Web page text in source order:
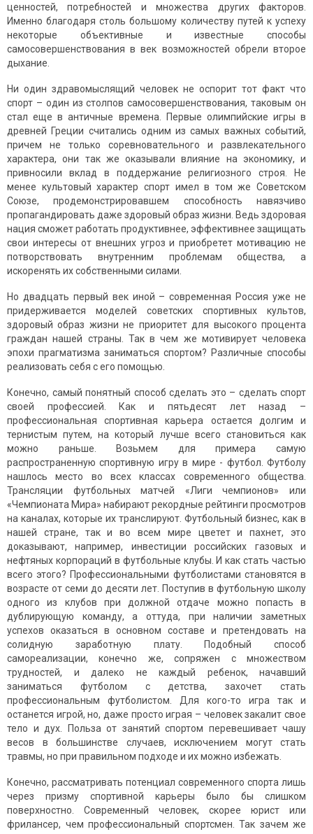
ценностей, потребностей и множества других факторов.
Именно благодаря столь большому количеству путей к успеху
некоторые объективные и известные способы
самосовершенствования в век возможностей обрели второе
дыхание.
Ни один здравомыслящий человек не оспорит тот факт что
спорт – один из столпов самосовершенствования, таковым он
стал еще в античные времена. Первые олимпийские игры в
древней Греции считались одним из самых важных событий,
причем не только соревновательного и развлекательного
характера, они так же оказывали влияние на экономику, и
привносили вклад в поддержание религиозного строя. Не
менее культовый характер спорт имел в том же Советском
Союзе, продемонстрировавшем способность навязчиво
пропагандировать даже здоровый образ жизни. Ведь здоровая
нация сможет работать продуктивнее, эффективнее защищать
свои интересы от внешних угроз и приобретет мотивацию не
потворствовать внутренним проблемам общества, а
искоренять их собственными силами.
Но двадцать первый век иной – современная Россия уже не
придерживается моделей советских спортивных культов,
здоровый образ жизни не приоритет для высокого процента
граждан нашей страны. Так в чем же мотивирует человека
эпохи прагматизма заниматься спортом? Различные способы
реализовать себя с его помощью.
Конечно, самый понятный способ сделать это – сделать спорт
своей профессией. Как и пятьдесят лет назад –
профессиональная спортивная карьера остается долгим и
тернистым путем, на который лучше всего становиться как
можно раньше. Возьмем для примера самую
распространенную спортивную игру в мире - футбол. Футболу
нашлось место во всех классах современного общества.
Трансляции футбольных матчей «Лиги чемпионов» или
«Чемпионата Мира» набирают рекордные рейтинги просмотров
на каналах, которые их транслируют. Футбольный бизнес, как в
нашей стране, так и во всем мире цветет и пахнет, это
доказывают, например, инвестиции российских газовых и
нефтяных корпораций в футбольные клубы. И как стать частью
всего этого? Профессиональными футболистами становятся в
возрасте от семи до десяти лет. Поступив в футбольную школу
одного из клубов при должной отдаче можно попасть в
дублирующую команду, а оттуда, при наличии заметных
успехов оказаться в основном составе и претендовать на
солидную заработную плату. Подобный способ
самореализации, конечно же, сопряжен с множеством
трудностей, и далеко не каждый ребенок, начавший
заниматься футболом с детства, захочет стать
профессиональным футболистом. Для кого-то игра так и
останется игрой, но, даже просто играя – человек закалит свое
тело и дух. Польза от занятий спортом перевешивает чашу
весов в большинстве случаев, исключением могут стать
травмы, но при правильном подходе и их можно избежать.
Конечно, рассматривать потенциал современного спорта лишь
через призму спортивной карьеры было бы слишком
поверхностно. Современный человек, скорее юрист или
фрилансер, чем профессиональный спортсмен. Так зачем же